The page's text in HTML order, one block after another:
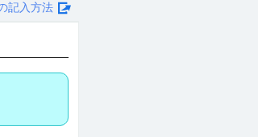
記入方法